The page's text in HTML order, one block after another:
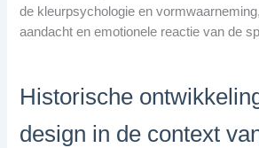
de kleurpsychologie en
aandacht en emotionele reactie van de
Historische
design in de context